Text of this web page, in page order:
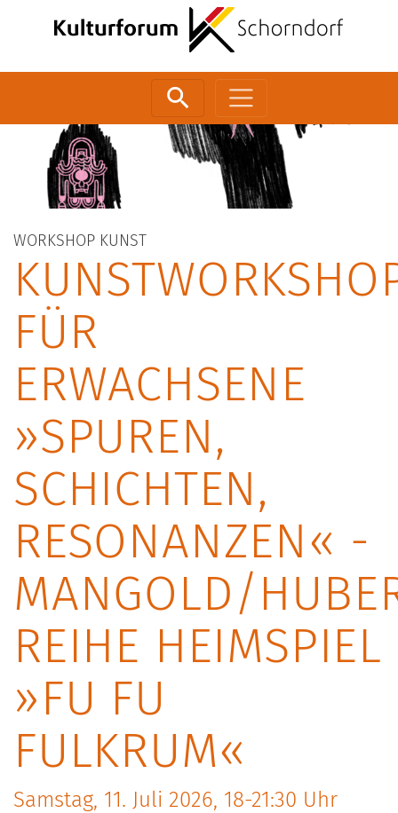
WORKSHOP KUNST
FÜR
ERWACHSENE
»SPUREN,
SCHICHTEN,
RESONANZEN« -
MANGOLD/
REIHE HEIMSPIEL
»FU FU
FULKRUM«
Samstag, 11. Juli 2026, 18-21:30 Uhr